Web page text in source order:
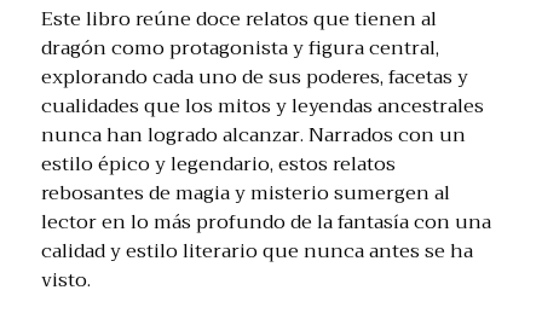
Este libro reúne doce relatos que tienen al
dragón como protagonista y figura central,
explorando cada uno de sus poderes, facetas y
cualidades que los mitos y leyendas ancestrales
nunca han logrado alcanzar. Narrados con un
estilo épico y legendario, estos relatos
rebosantes de magia y misterio sumergen al
lector en lo más profundo de la fantasía con una
calidad y estilo literario que nunca antes se ha
visto.